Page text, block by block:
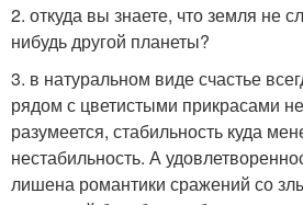
2. откуда вы знаете, что земля не
нибудь другой планеты?
3. в натуральном виде счастье
рядом с цветистыми прикрасами
разумеется, стабильность куда
нестабильность. А
лишена романтики сражений со